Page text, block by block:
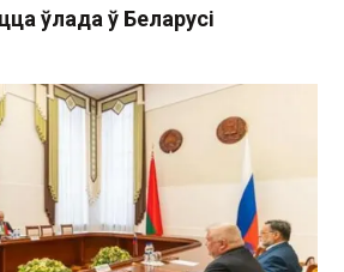
ўлада ў Беларусі